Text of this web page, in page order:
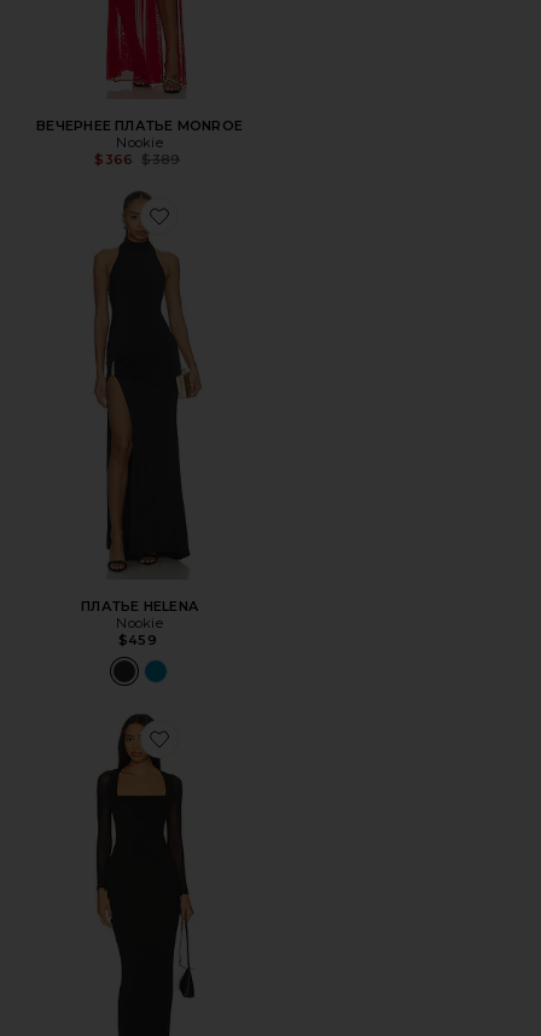
ВЕЧЕРНЕЕ ПЛАТЬЕ MONROE
Nookie
$366
Previous price:
$389
Favorite ПЛАТЬЕ HELENA
ПЛАТЬЕ HELENA
Nookie
$459
Favorite МАКСИ ПЛАТЬЕ AMORE